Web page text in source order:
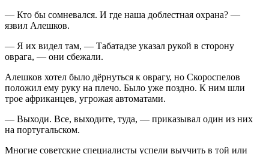
— Кто бы сомневался. И где наша доблестная охрана? —
язвил Алешков.
— Я их видел там, — Табатадзе указал рукой в сторону
оврага, — они сбежали.
Алешков хотел было дёрнуться к оврагу, но Скороспелов
положил ему руку на плечо. Было уже поздно. К ним шли
трое африканцев, угрожая автоматами.
— Выходи. Все, выходите, туда, — приказывал один из них
на португальском.
Многие советские специалисты успели выучить в той или